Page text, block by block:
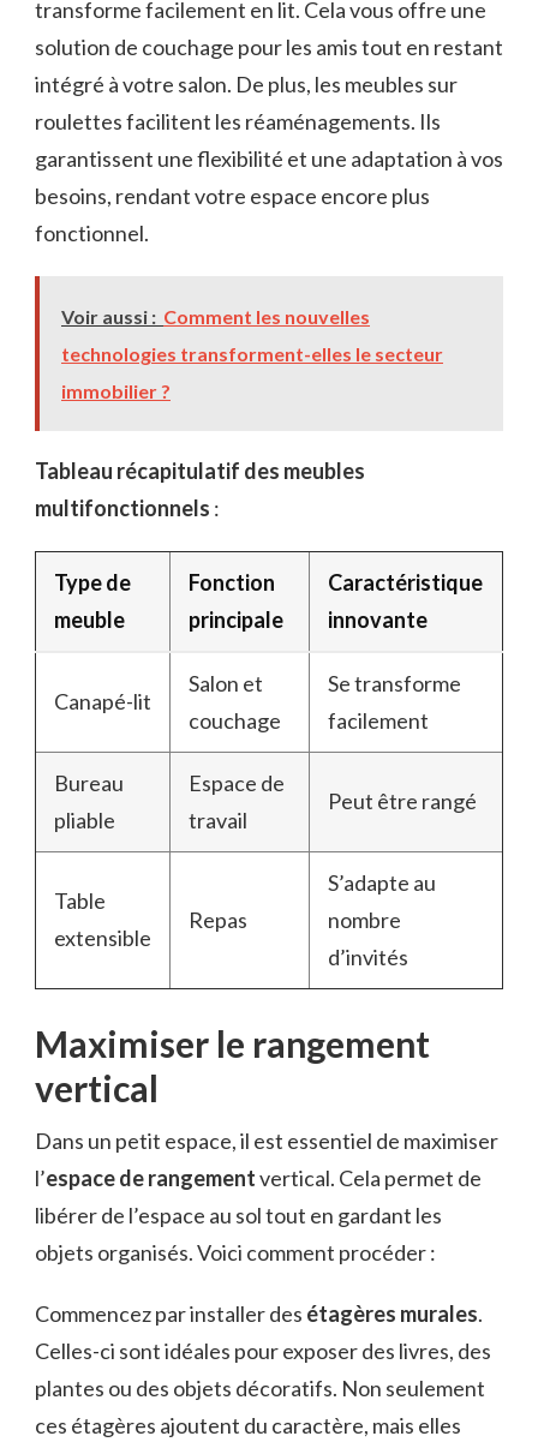
transforme facilement en lit. Cela vous offre une
solution de couchage pour les amis tout en restant
intégré à votre salon. De plus, les meubles sur
roulettes facilitent les réaménagements. Ils
garantissent une flexibilité et une adaptation à vos
besoins, rendant votre espace encore plus
fonctionnel.
Voir aussi : Comment les nouvelles
technologies transforment-elles le secteur
immobilier ?
Tableau récapitulatif des meubles
multifonctionnels :
Type de
meuble
Fonction
principale
Caractéristique
innovante
Canapé-lit
Salon et
couchage
Se transforme
facilement
Bureau
pliable
Espace de
travail
Peut être rangé
Table
extensible
Repas
S’adapte au
nombre
d’invités
Maximiser le rangement
vertical
Dans un petit espace, il est essentiel de maximiser
l’espace de rangementvertical. Cela permet de
libérer de l’espace au sol tout en gardant les
objets organisés. Voici comment procéder :
Commencez par installer des étagères murales.
Celles-ci sont idéales pour exposer des livres, des
plantes ou des objets décoratifs. Non seulement
ces étagères ajoutent du caractère, mais elles